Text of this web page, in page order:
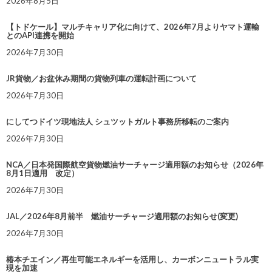
【トドケール】マルチキャリア化に向けて、2026年7月よりヤマト運輸
とのAPI連携を開始
2026年7月30日
JR貨物／お盆休み期間の貨物列車の運転計画について
2026年7月30日
にしてつドイツ現地法人 シュツットガルト事務所移転のご案内
2026年7月30日
NCA／日本発国際航空貨物燃油サーチャージ適用額のお知らせ（2026年
8月1日適用 改定）
2026年7月30日
JAL／2026年8月前半 燃油サーチャージ適用額のお知らせ(変更)
2026年7月30日
椿本チエイン／再生可能エネルギーを活用し、カーボンニュートラル実
現を加速